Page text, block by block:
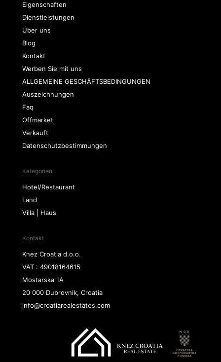
Eigenschaften
Dienstleistungen
Über uns
Blog
Kontakt
Werben Sie mit uns
ALLGEMEINE GESCHÄFTSBEDINGUNGEN
Auszeichnungen
Faq
Offmarket
Verkauft
Datenschutzbestimmungen
Kategorien
Hotel/Restaurant
Land
Villa | Haus
Kontakt
Knez Croatia d.o.o.
VAT : 49018164615
Mostarska 1A
20 000 Dubrovnik, Croatia
info@croatiarealestates.com